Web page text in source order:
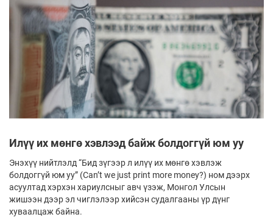
Илүү их мөнгө хэвлээд байж болдоггүй юм уу
Энэхүү нийтлэлд “Бид зүгээр л илүү их мөнгө хэвлэж
болдоггүй юм уу” (Can’t we just print more money?) ном дээрх
асуултад хэрхэн хариулсныг авч үзэж, Монгол Улсын
жишээн дээр эл чиглэлээр хийсэн судалгааны үр дүнг
хуваалцаж байна.